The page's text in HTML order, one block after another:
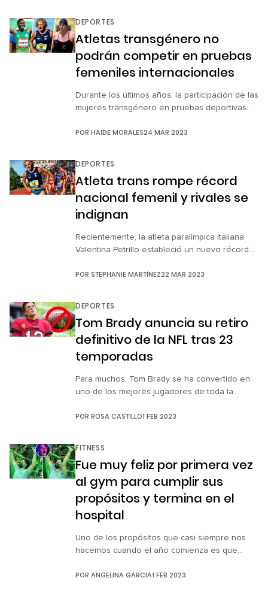
ausencia deja un gran vacío […]
DEPORTES
Atletas transgénero no
podrán competir en pruebas
femeniles internacionales
Durante los últimos años, la participación de las
mujeres transgénero en pruebas deportivas
Recientemente, el tema volvió a acaparar los
podrán competir en pruebas femeniles
internacionales. Según una nueva […]
POR HAIDE MORALES24 MAR 2023
DEPORTES
Atleta trans rompe récord
nacional femenil y rivales se
indignan
Recientemente, la atleta paralímpica italiana
Valentina Petrillo estableció un nuevo récord
metros. Sin embargo, este logro resonó en
Italia. Valentina, quien se identifica como mujer
desde […]
POR STEPHANIE MARTÍNEZ22 MAR 2023
DEPORTES
Tom Brady anuncia su retiro
definitivo de la NFL tras 23
temporadas
Para muchos, Tom Brady se ha convertido en
uno de los mejores jugadores de toda la
de su histórica carrera, el mariscal de campo
tres premios […]
POR ROSA CASTILLO1 FEB 2023
FITNESS
Fue muy feliz por primera vez
al gym para cumplir sus
propósitos y termina en el
hospital
Uno de los propósitos que casi siempre nos
hacemos cuando el año comienza es que
Seguramente con esta idea en mente, un
POR ANGELINA GARCIA1 FEB 2023